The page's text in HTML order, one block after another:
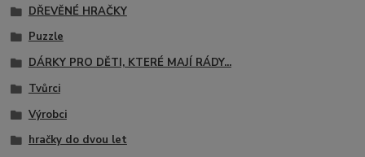
DŘEVĚNÉ HRAČKY
Puzzle
DÁRKY PRO DĚTI, KTERÉ MAJÍ RÁDY...
Tvůrci
Výrobci
hračky do dvou let